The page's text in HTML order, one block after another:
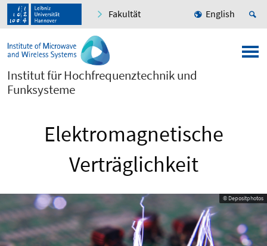
Fakultät English
Institut für Hochfrequenztechnik und
Funksysteme
Elektromagnetische
Verträglichkeit
© Depositphotos